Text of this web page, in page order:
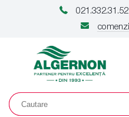
021.332.31.52